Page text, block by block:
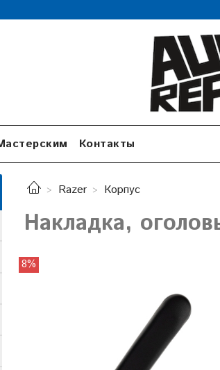
Контакты
Razer Корпус
Накладка,
8%